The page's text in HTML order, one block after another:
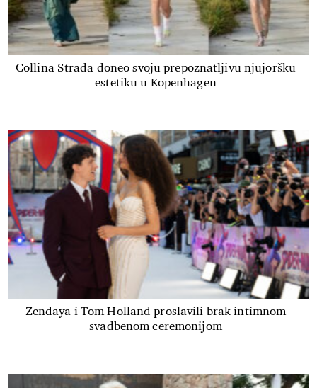
Collina Strada doneo svoju prepoznatljivu njujoršku
estetiku u Kopenhagen
Zendaya i Tom Holland proslavili brak intimnom
svadbenom ceremonijom